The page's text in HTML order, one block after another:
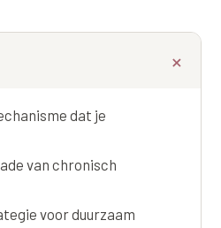
dat je
van chronisch
voor duurzaam